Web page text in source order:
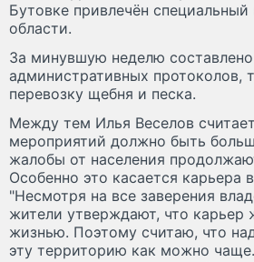
Бутовке привлечён
области.
За минувшую неделю составлено
административных протоколов,
перевозку щебня и песка.
Между тем Илья Веселов
мероприятий должно быть
жалобы от населения
Особенно это касается карьера
"Несмотря на все заверения
жители утверждают, что карьер
жизнью. Поэтому считаю, что
эту территорию как можно